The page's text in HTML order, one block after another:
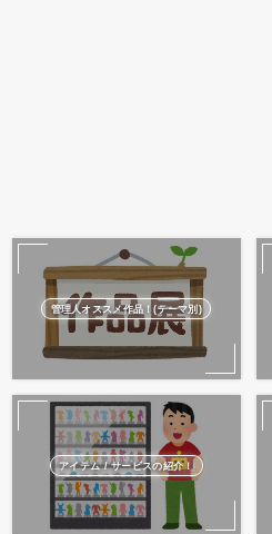
管理人オススメ作品！(テーマ別)
アイテム / サービスの紹介！